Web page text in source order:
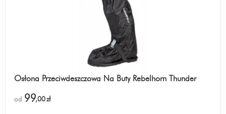
Osłona Przeciwdeszczowa Na Buty Rebelhorn Thunder
od 99,00zł